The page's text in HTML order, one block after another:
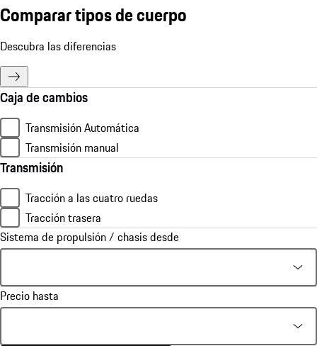
Comparar tipos de cuerpo
Descubra las diferencias
Caja de cambios
Transmisión Automática
Transmisión manual
Transmisión
Tracción a las cuatro ruedas
Tracción trasera
Sistema de propulsión / chasis desde
Precio hasta